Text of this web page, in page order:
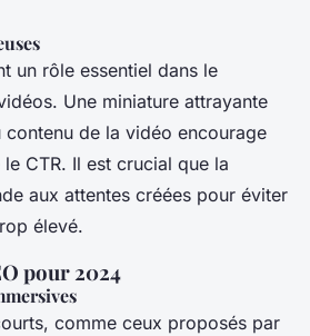
un rôle essentiel dans le
Une miniature attrayante
de la vidéo encourage
CTR. Il est crucial que la
aux attentes créées pour éviter
élevé.
pour 2024
comme ceux proposés par